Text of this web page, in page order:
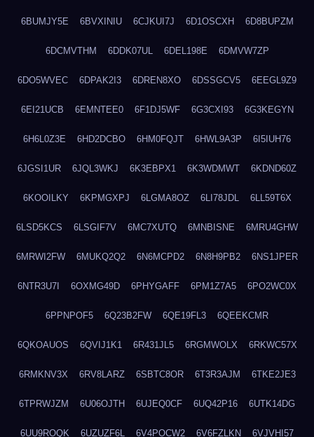
6BUMJY5E 6BVXINIU 6CJKUI7J 6D1OSCXH 6D8BUPZM
6DCMVTHM 6DDK07UL 6DEL198E 6DMVW7ZP
6DO5WVEC 6DPAK2I3 6DREN8XO 6DSSGCV5 6EEGL9Z9
6EI21UCB 6EMNTEE0 6F1DJ5WF 6G3CXI93 6G3KEGYN
6H6L0Z3E 6HD2DCBO 6HM0FQJT 6HWL9A3P 6I5IUH76
6JGSI1UR 6JQL3WKJ 6K3EBPX1 6K3WDMWT 6KDND60Z
6KOOILKY 6KPMGXPJ 6LGMA8OZ 6LI78JDL 6LL59T6X
6LSD5KCS 6LSGIF7V 6MC7XUTQ 6MNBISNE 6MRU4GHW
6MRWI2FW 6MUKQ2Q2 6N6MCPD2 6N8H9PB2 6NS1JPER
6NTR3U7I 6OXMG49D 6PHYGAFF 6PM1Z7A5 6PO2WC0X
6PPNPOF5 6Q23B2FW 6QE19FL3 6QEEKCMR
6QKOAUOS 6QVIJ1K1 6R431JL5 6RGMWOLX 6RKWC57X
6RMKNV3X 6RV8LARZ 6SBTC8OR 6T3R3AJM 6TKE2JE3
6TPRWJZM 6U06OJTH 6UJEQ0CF 6UQ42P16 6UTK14DG
6UU9ROQK 6UZUZF6L 6V4POCW2 6V6FZLKN 6VJVHI57